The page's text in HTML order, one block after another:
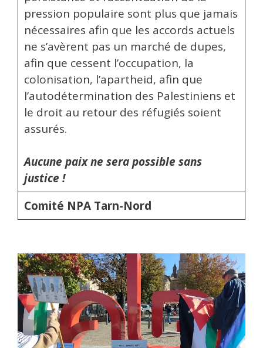
pression populaire sont plus que jamais
nécessaires afin que les accords actuels
ne s’avèrent pas un marché de dupes,
afin que cessent l’occupation, la
colonisation, l’apartheid, afin que
l’autodétermination des Palestiniens et
le droit au retour des réfugiés soient
assurés.
Aucune paix ne sera possible sans
justice !
Comité NPA Tarn-Nord